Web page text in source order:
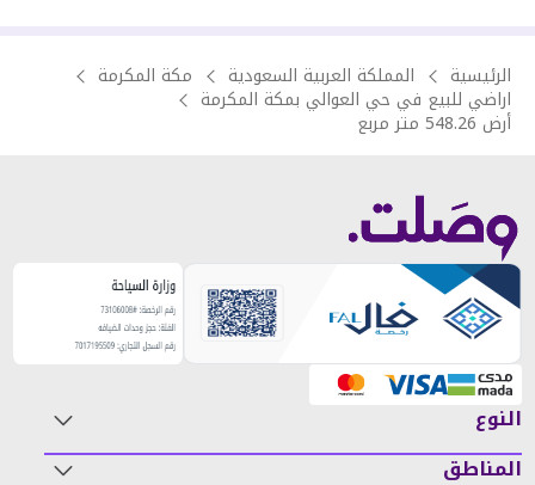
الرئيسية المملكة العربية السعودية مكة المكرمة
اراضي للبيع في حي العوالي بمكة المكرمة
أرض 548.26 متر مربع
النوع
المناطق